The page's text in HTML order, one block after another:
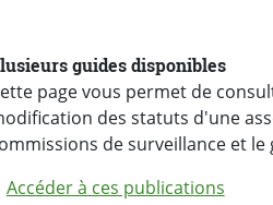
guides disponibles
page vous permet de
des statuts d'une
de surveillance et
Accéder à ces publications